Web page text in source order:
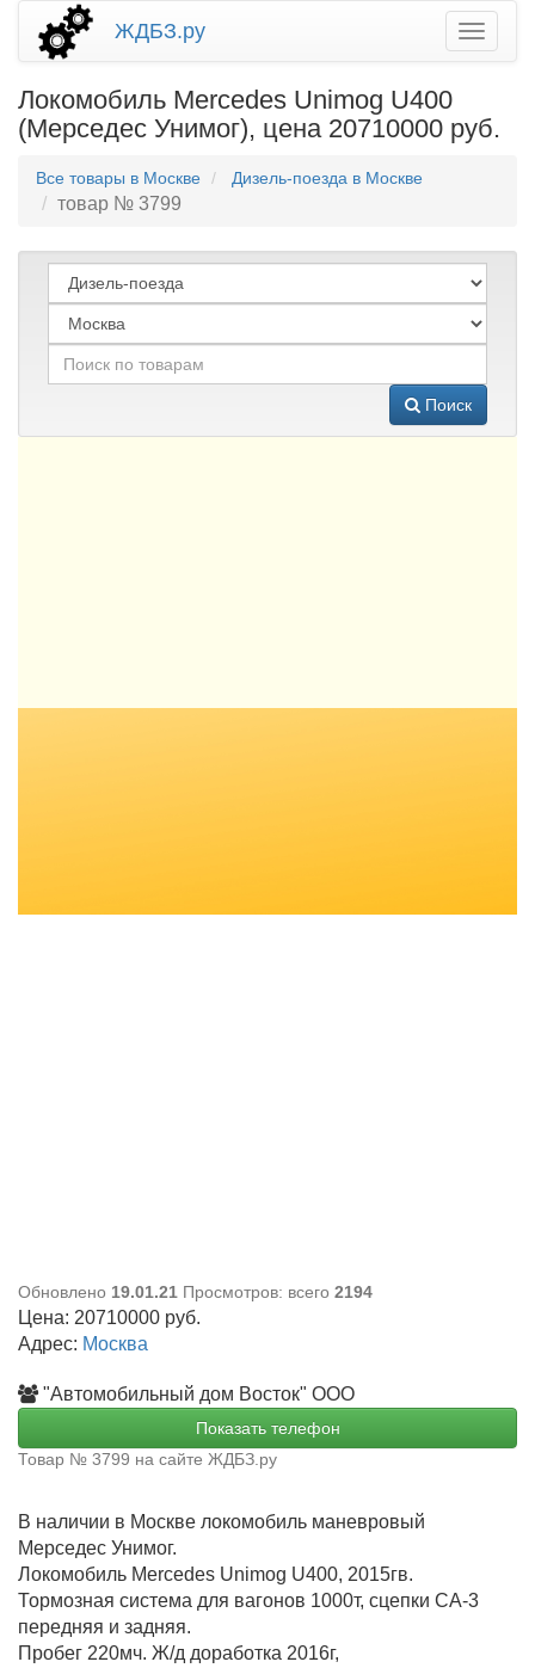
ЖДБЗ.ру
Локомобиль Mercedes Unimog U400
(Мерседес Унимог), цена 20710000 руб.
Все товары в Москве Дизель-поезда в Москве
товар № 3799
Поиск
Обновлено 19.01.21 Просмотров: всего 2194
Цена: 20710000 руб.
Адрес: Москва
"Автомобильный дом Восток" ООО
Показать телефон
Товар № 3799 на сайте ЖДБЗ.ру
В наличии в Москве локомобиль маневровый
Мерседес Унимог.
Локомобиль Mercedes Unimog U400, 2015гв.
Тормозная система для вагонов 1000т, сцепки СА-3
передняя и задняя.
Пробег 220мч. Ж/д доработка 2016г,